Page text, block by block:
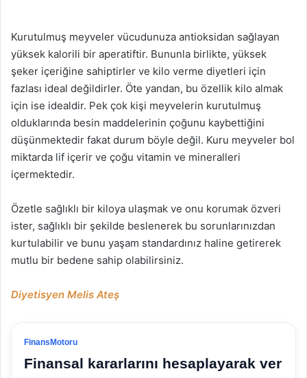
Kurutulmuş meyveler vücudunuza antioksidan sağlayan
yüksek kalorili bir aperatiftir. Bununla birlikte, yüksek
şeker içeriğine sahiptirler ve kilo verme diyetleri için
fazlası ideal değildirler. Öte yandan, bu özellik kilo almak
için ise idealdir. Pek çok kişi meyvelerin kurutulmuş
olduklarında besin maddelerinin çoğunu kaybettiğini
düşünmektedir fakat durum böyle değil. Kuru meyveler bol
miktarda lif içerir ve çoğu vitamin ve mineralleri
içermektedir.
Özetle sağlıklı bir kiloya ulaşmak ve onu korumak özveri
ister, sağlıklı bir şekilde beslenerek bu sorunlarınızdan
kurtulabilir ve bunu yaşam standardınız haline getirerek
mutlu bir bedene sahip olabilirsiniz.
Diyetisyen Melis Ateş
FinansMotoru
Finansal kararlarını hesaplayarak ver